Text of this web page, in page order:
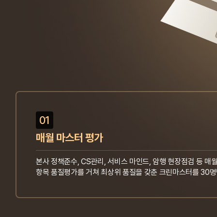
01
매월 마스터 평가
본사 정책준수, CS관리, 서비스 마인드, 암행 현장점검 등 매
항목 품질평가를 거쳐 최상위 품질을 갖춘 크린마스터를 30